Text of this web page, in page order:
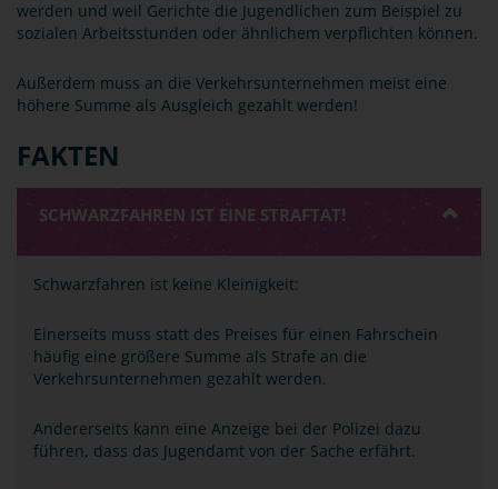
werden und weil Gerichte die Jugendlichen zum Beispiel zu
sozialen Arbeitsstunden oder ähnlichem verpflichten können.
Außerdem muss an die Verkehrsunternehmen meist eine
höhere Summe als Ausgleich gezahlt werden!
FAKTEN
SCHWARZFAHREN IST EINE STRAFTAT!
Schwarzfahren ist keine Kleinigkeit:
Einerseits muss statt des Preises für einen Fahrschein
häufig eine größere Summe als Strafe an die
Verkehrsunternehmen gezahlt werden.
Andererseits kann eine Anzeige bei der Polizei dazu
führen, dass das Jugendamt von der Sache erfährt.